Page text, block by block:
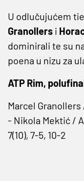
U odlučujućem
Granollers i
dominirali te su
poena u nizu za
ATP Rim,
Marcel
- Nikola Mektić /
7(10), 7-5, 10-2